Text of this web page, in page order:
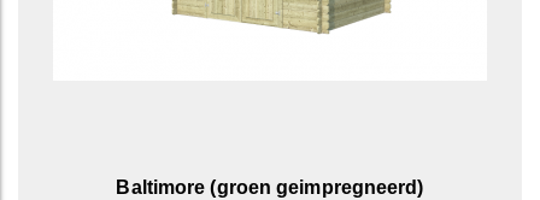
Baltimore (groen geimpregneerd)